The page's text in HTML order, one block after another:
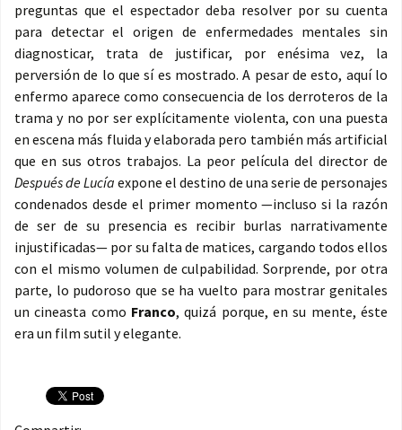
preguntas que el espectador deba resolver por su cuenta
para detectar el origen de enfermedades mentales sin
diagnosticar, trata de justificar, por enésima vez, la
perversión de lo que sí es mostrado. A pesar de esto, aquí lo
enfermo aparece como consecuencia de los derroteros de la
trama y no por ser explícitamente violenta, con una puesta
en escena más fluida y elaborada pero también más artificial
que en sus otros trabajos. La peor película del director de
Después de Lucía expone el destino de una serie de personajes
condenados desde el primer momento —incluso si la razón
de ser de su presencia es recibir burlas narrativamente
injustificadas— por su falta de matices, cargando todos ellos
con el mismo volumen de culpabilidad. Sorprende, por otra
parte, lo pudoroso que se ha vuelto para mostrar genitales
un cineasta como Franco, quizá porque, en su mente, éste
era un film sutil y elegante.